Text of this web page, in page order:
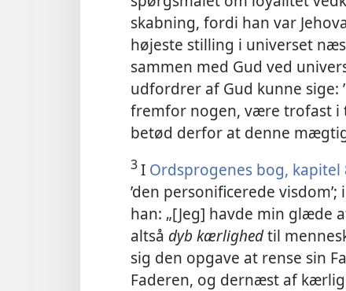
skabning, fordi han var
højeste stilling i universet
sammen med Gud ved
udfordrer af Gud kunne sige:
fremfor nogen, være trofast i
betød derfor at denne
3I Ordsprogenes bog, kapitel
’den personificerede
han: „[Jeg] havde min glæde
altså dyb kærlighedtil
sig den opgave at rense sin
Faderen, og dernæst af